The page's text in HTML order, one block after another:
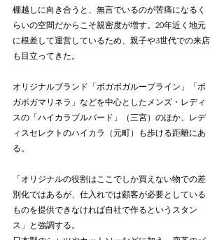
棚越しに向き合うと、無言でいるのが苦痛になるく
らいの空間だからこそ親密度が増す。20年近く地元
に根差して運営しているため、親子や3世代での来店
も目立ってきた。
オリジナルブランド「ボガボガループライン」「ボ
ガボガマリネラ」などを中心としたメンズ・レディ
スの「ハイカラブルバード」（三宮）のほか、レデ
ィスセレクトのハイカラ（元町）も歩ける距離にあ
る。
「オリジナルの役割はここでしか買えない物での差
別化ではあるが、仕入れでは顧客が必要としている
ものを提供できなければ自社で作るというスタン
ス」と強調する。